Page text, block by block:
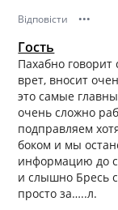
Відповісти •••
Гость
Пахабно
врет, вносит
это самые
очень сложно
подправляем
боком и мы
информацию до
и слышно Бресь
просто за…..л.